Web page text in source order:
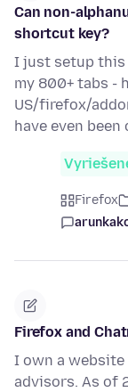
Can non-
shortcut key?
I just setup this
my 800+ tabs -
US/firefox/
have even been
Firefox
Firefox and
I own a
advisors. As of